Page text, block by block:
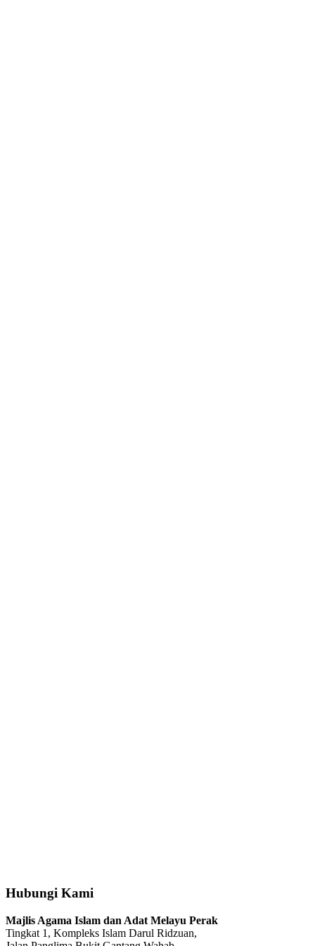
Hubungi Kami
Majlis Agama Islam dan Adat Melayu Perak
Tingkat 1, Kompleks Islam Darul Ridzuan,